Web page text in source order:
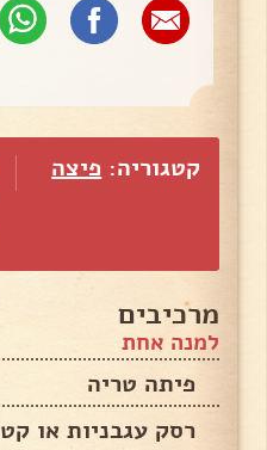
קטגוריה: פיצה
מרכיבים
למנה אחת
פיתה טריה
רסק עגבניות או